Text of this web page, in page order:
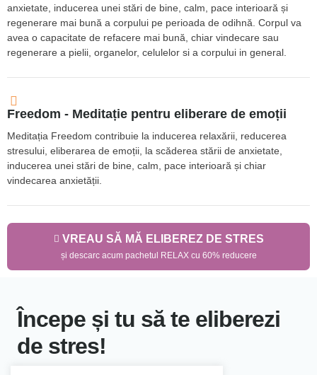
anxietate, inducerea unei stări de bine, calm, pace interioară și
regenerare mai bună a corpului pe perioada de odihnă. Corpul va
avea o capacitate de refacere mai bună, chiar vindecare sau
regenerare a pielii, organelor, celulelor si a corpului in general.
Freedom - Meditație pentru eliberare de emoții
Meditația Freedom contribuie la inducerea relaxării, reducerea
stresului, eliberarea de emoții, la scăderea stării de anxietate,
inducerea unei stări de bine, calm, pace interioară și chiar
vindecarea anxietății.
VREAU SĂ MĂ ELIBEREZ DE STRES
și descarc acum pachetul RELAX cu 60% reducere
Începe și tu să te eliberezi
de stres!